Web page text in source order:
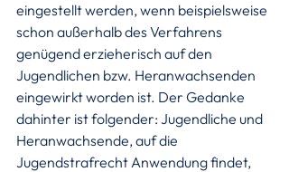
eingestellt werden, wenn beispielsweise
schon außerhalb des Verfahrens
genügend erzieherisch auf den
Jugendlichen bzw. Heranwachsenden
eingewirkt worden ist. Der Gedanke
dahinter ist folgender: Jugendliche und
Heranwachsende, auf die
Jugendstrafrecht Anwendung findet,